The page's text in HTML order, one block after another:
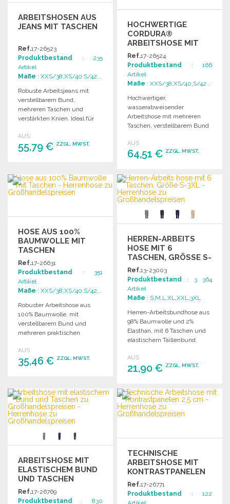
ARBEITSHOSEN AUS
JEANS MIT TASCHEN
Ref.17-26523
Produktbestand : 235
Artikel
Maße : XXS/38,XS/40,S/42...
Robuste Arbeitsjeans mit
verstellbarem Bund,
mehreren Taschen und
verstärkten Knien. Ideal für
und den täglichen Gebrauch.
AUS
55,79 € ZZGL. MWST.
Angebot anfordern
HOCHWERTIGE
CORDURA®
ARBEITSHOSE MIT
TASCHEN
Ref.17-26524
Produktbestand : 166
Artikel
Maße : XXS/38,XS/40,S/42...
Hochwertiger,
wasserabweisender
Arbeitshose mit mehreren
Taschen, verstellbarem Bund
Kniepolster.
AUS
64,51 € ZZGL. MWST.
BESTELLEN
Angebot anfordern
HOSE AUS 100%
BAUMWOLLE MIT
TASCHEN
Ref.17-26631
Produktbestand : 351
Artikel
Maße : XXS/38,XS/40,S/42...
Robuster Arbeitshose aus
100% Baumwolle, mit
verstellbarem Bund und
mehreren praktischen
Funktionalität.
AUS
35,46 € ZZGL. MWST.
Angebot anfordern
HERREN-ARBEITS
HOSE MIT 6
TASCHEN, GRÖSSE S-3
XL
Ref.13-23003
Produktbestand : 3 364
Artikel
Maße : S,M,L,XL,XXL,3XL
Herren-Arbeitsbundhose aus
98% Baumwolle und 2%
Elasthan, mit 6 Taschen und
elastischem Taillenbund.
Größen.
AUS
21,90 € ZZGL. MWST.
BESTELLEN
Angebot anfordern
ARBEITSHOSE MIT
ELASTISCHEM BUND
UND TASCHEN
Ref.17-26769
Produktbestand : 830
TECHNISCHE
ARBEITSHOSE MIT
KONTRASTPANELEN
2,5 CM
Ref.17-26771
Produktbestand : 122